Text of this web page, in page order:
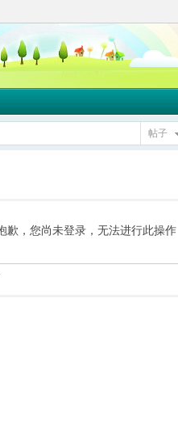
帖子
歉，您尚未登录，无法进行此操作